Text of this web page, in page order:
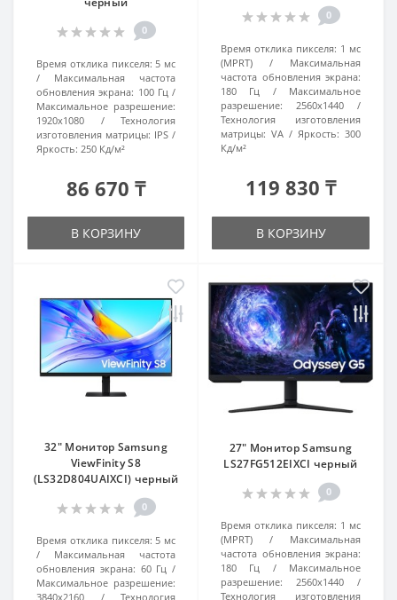
0
Время отклика пикселя: 5 мс
Максимальная частота
обновления экрана: 100 Гц
Максимальное разрешение:
1920x1080
Технология
изготовления матрицы: IPS
Яркость: 250 Кд/м²
86 670 ₸
В КОРЗИНУ
0
Время отклика пикселя: 1 мс
(MPRT)
Максимальная
частота обновления экрана:
180 Гц
Максимальное
разрешение:
2560x1440
Технология изготовления
матрицы: VA Яркость: 300
Кд/м²
119 830 ₸
В КОРЗИНУ
32" Монитор Samsung
ViewFinity S8
(LS32D804UAIXCI) черный
0
Время отклика пикселя: 5 мс
Максимальная частота
обновления экрана: 60 Гц
Максимальное разрешение:
3840x2160
Технология
27" Монитор Samsung
LS27FG512EIXCI черный
0
Время отклика пикселя: 1 мс
(MPRT)
Максимальная
частота обновления экрана:
180 Гц
Максимальное
разрешение:
2560x1440
Технология изготовления